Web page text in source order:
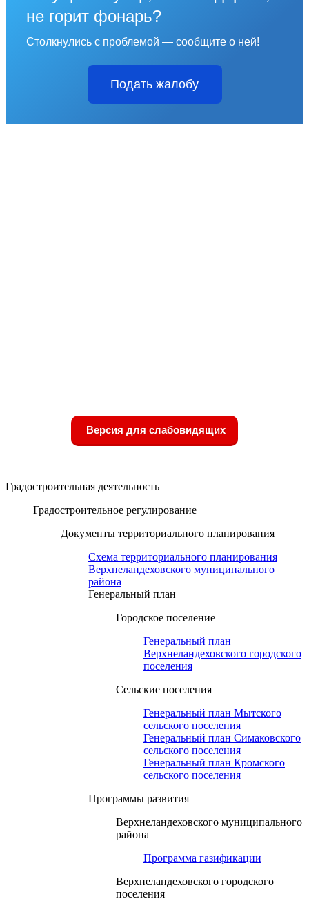
не горит фонарь?
Столкнулись с проблемой — сообщите о ней!
Подать жалобу
Версия для слабовидящих
Градостроительная деятельность
Градостроительное регулирование
Документы территориального планирования
Схема территориального планирования
Верхнеландеховского муниципального
района
Генеральный план
Городское поселение
Генеральный план
Верхнеландеховского городского
поселения
Сельские поселения
Генеральный план Мытского
сельского поселения
Генеральный план Симаковского
сельского поселения
Генеральный план Кромского
сельского поселения
Программы развития
Верхнеландеховского муниципального
района
Программа газификации
Верхнеландеховского городского
поселения